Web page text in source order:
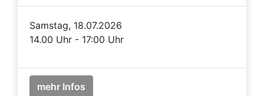
Samstag, 18.07.2026
14.00 Uhr - 17:00 Uhr
mehr Infos